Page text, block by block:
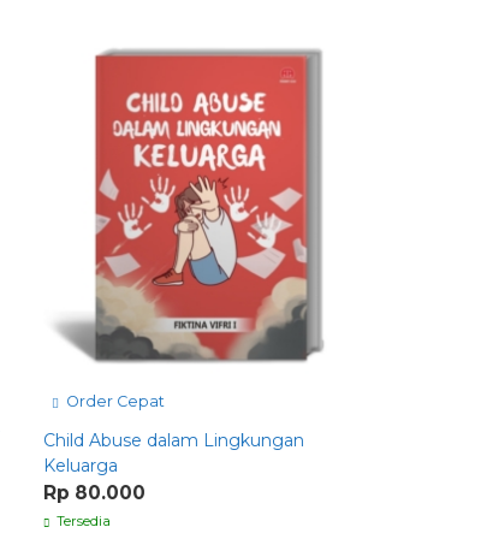
Order Cepat
Child Abuse dalam Lingkungan
Keluarga
Rp 80.000
Tersedia